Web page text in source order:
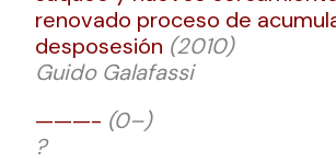
renovado proceso de
desposesión (2010)
Guido Galafassi
———- (0–)
?